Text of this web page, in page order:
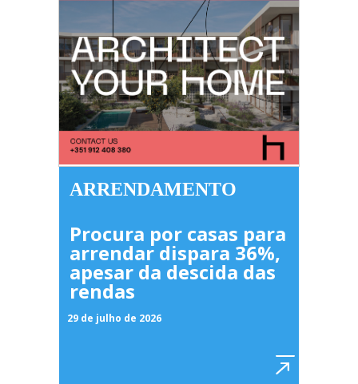
ARRENDAMENTO
Procura por casas para
arrendar dispara 36%,
apesar da descida das
rendas
29 de julho de 2026